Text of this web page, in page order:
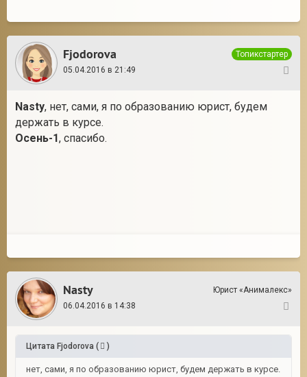
Fjodorova
Топикстартер
05.04.2016 в 21:49
Nasty, нет, сами, я по образованию юрист, будем
держать в курсе.
Осень-1, спасибо.
Nasty
Юрист «Анималекс»
06.04.2016 в 14:38
Цитата Fjodorova ( )
нет, сами, я по образованию юрист, будем держать в курсе.